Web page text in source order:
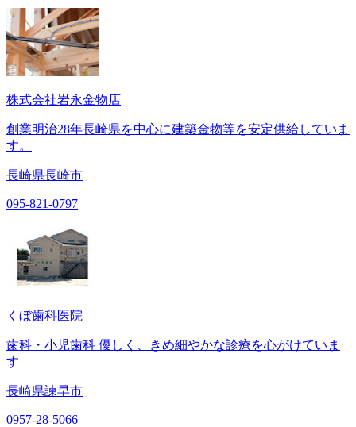
株式会社岩永金物店
創業明治28年長崎県を中心に建築金物等を安定供給していま
す。
長崎県長崎市
095-821-0797
くぼ歯科医院
歯科・小児歯科 優しく、きめ細やかな診療を心がけていま
す
長崎県諫早市
0957-28-5066